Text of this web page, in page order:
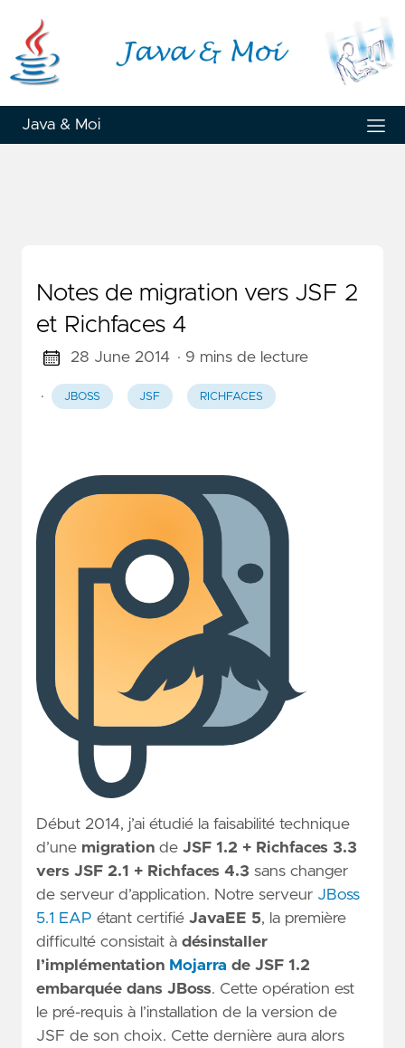
Java & Moi
Notes de migration vers JSF 2
et Richfaces 4
28 June 2014 · 9 mins de lecture
· JBOSS JSF RICHFACES
Début 2014, j’ai étudié la faisabilité technique
d’une migration de JSF 1.2 + Richfaces 3.3
vers JSF 2.1 + Richfaces 4.3 sans changer
de serveur d’application. Notre serveur JBoss
5.1 EAP étant certifié JavaEE 5, la première
difficulté consistait à désinstaller
l’implémentation Mojarra de JSF 1.2
embarquée dans JBoss. Cette opération est
le pré-requis à l’installation de la version de
JSF de son choix. Cette dernière aura alors